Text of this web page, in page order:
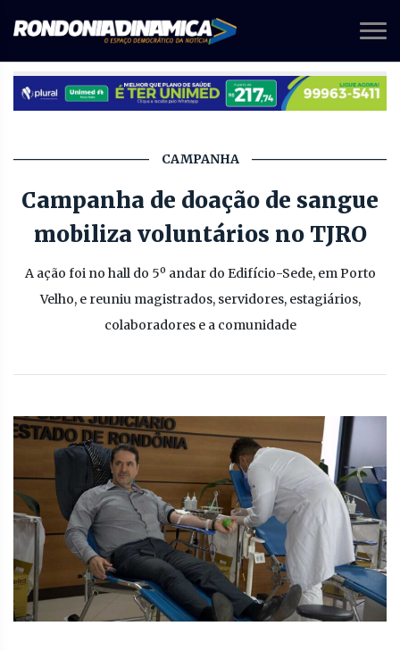
CAMPANHA
Campanha de doação de sangue
mobiliza voluntários no TJRO
A ação foi no hall do 5º andar do Edifício-Sede, em Porto
Velho, e reuniu magistrados, servidores, estagiários,
colaboradores e a comunidade